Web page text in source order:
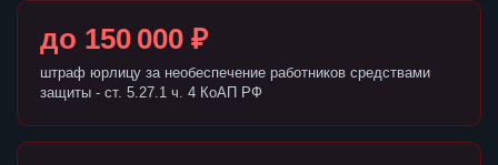
до 150 000 ₽
штраф юрлицу за необеспечение работников средствами
защиты - ст. 5.27.1 ч. 4 КоАП РФ